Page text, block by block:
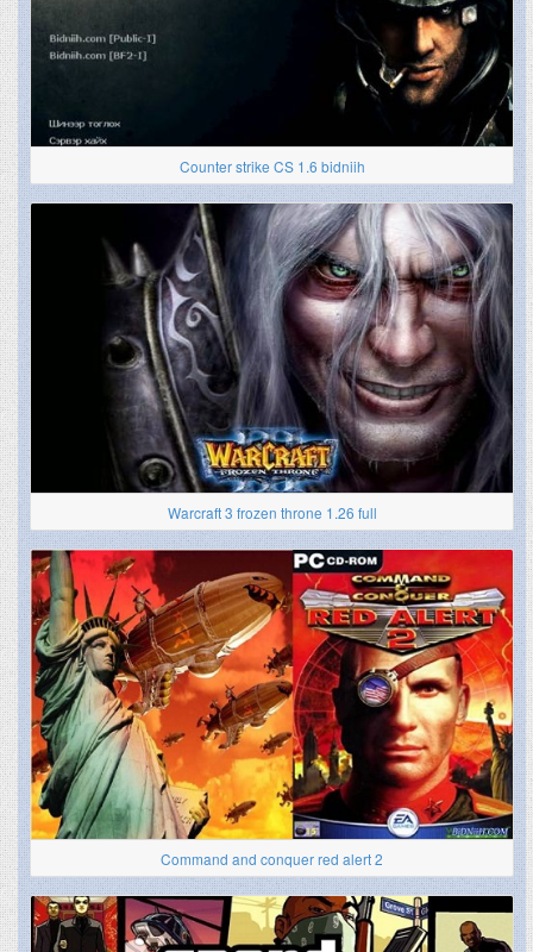
Counter strike CS 1.6 bidniih
Warcraft 3 frozen throne 1.26 full
Command and conquer red alert 2